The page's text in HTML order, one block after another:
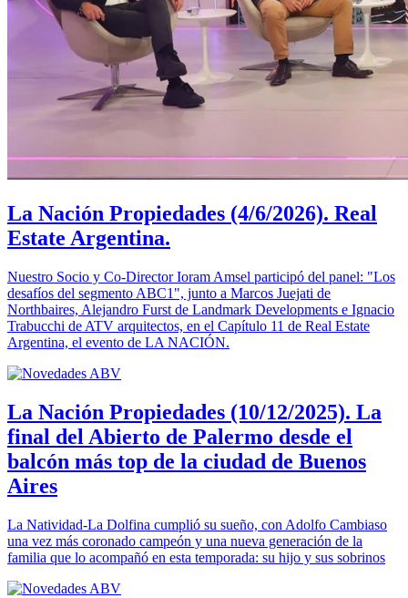
La Nación Propiedades (4/6/2026). Real
Estate Argentina.
Nuestro Socio y Co-Director Ioram Amsel participó del panel: "Los
desafíos del segmento ABC1", junto a Marcos Juejati de
Northbaires, Alejandro Furst de Landmark Developments e Ignacio
Trabucchi de ATV arquitectos, en el Capítulo 11 de Real Estate
Argentina, el evento de LA NACIÓN.
La Nación Propiedades (10/12/2025). La
final del Abierto de Palermo desde el
balcón más top de la ciudad de Buenos
Aires
La Natividad-La Dolfina cumplió su sueño, con Adolfo Cambiaso
una vez más coronado campeón y una nueva generación de la
familia que lo acompañó en esta temporada: su hijo y sus sobrinos